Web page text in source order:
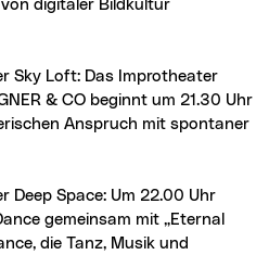
digitaler Bildkultur
Sky Loft: Das Improtheater
& CO beginnt um 21.30 Uhr
Anspruch mit spontaner
Deep Space: Um 22.00 Uhr
gemeinsam mit „Eternal
die Tanz, Musik und